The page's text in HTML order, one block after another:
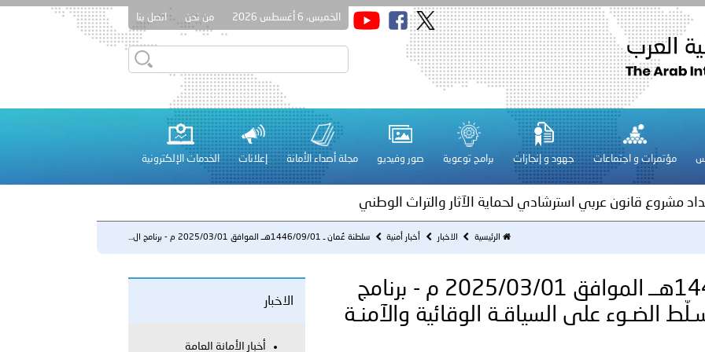
الخميس، 6 أغسطس 2026 من نحن اتصل بنا
مؤتمرات و اجتماعات جهود و إنجازات برامج توعوية صور وفيديو مجلة أصداء الأمانة إعلانات الخدمات الإلكترونية
قـطـر ـ 1448/02/21هـ ــ الموافق 2026/08/04 م - مشاركة دولة قطر في أعمال الاجتماع الثالث عشر للجنة رؤساء الاتحادات الرياضية
لدول الخليج العربية..
لمجلس وزراء الداخلية العرب بمناسبة اختتام المؤتمر العربي الثاني عشر للمسؤولين عن الأمن السياحي 2026.
مشروع قانون عربي استرشادي لحماية الآثار والتراث الوطني
عشر للمسؤولين عن الأمن السياحي
فلسطين ـ 1448/02/22هـ ــ الموافق 2026/08/05 م - الشرطة الفلسطينية والكلية الدولية الجامعية للعلوم والصحة توقعان اتفاقية
في المجالات الأكاديمية والتدريبية، والتوعية والإرشاد المجتمعي..
الرئيسية الاخبار أخبار أمنية سلطنة عُمان ـ 1446/09/01هــ الموافق 2025/03/01 م - برنامج ال...
سلطنة عُمان ـ 1446/09/01هــ الموافق 2025/03/01 م - برنامج
الضـوء على السياقـة الوقائية والآمنـة
الاخبار
أخبار الأمانة العامة